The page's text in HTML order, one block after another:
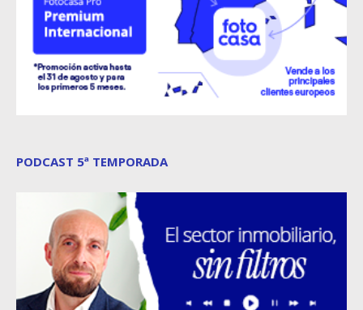
PODCAST 5ª TEMPORADA